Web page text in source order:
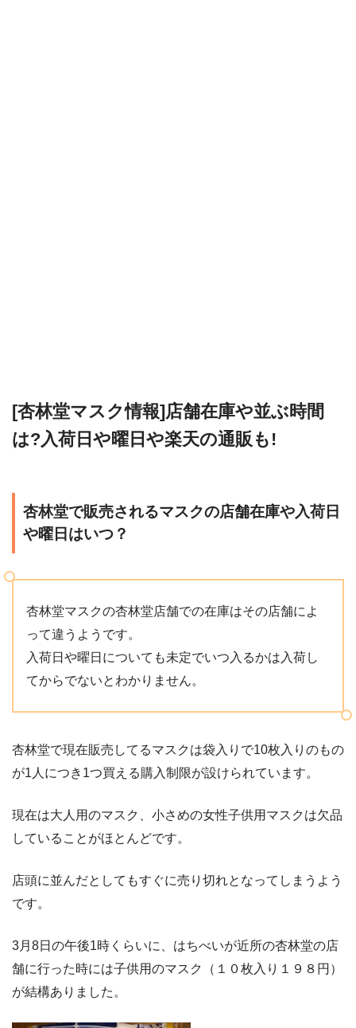
[杏林堂マスク情報]店舗在庫や並ぶ時間
は?入荷日や曜日や楽天の通販も!
杏林堂で販売されるマスクの店舗在庫や入荷日
や曜日はいつ？
杏林堂マスクの杏林堂店舗での在庫はその店舗によ
って違うようです。
入荷日や曜日についても未定でいつ入るかは入荷し
てからでないとわかりません。
杏林堂で現在販売してるマスクは袋入りで10枚入りのもの
が1人につき1つ買える購入制限が設けられています。
現在は大人用のマスク、小さめの女性子供用マスクは欠品
していることがほとんどです。
店頭に並んだとしてもすぐに売り切れとなってしまうよう
です。
3月8日の午後1時くらいに、はちべいが近所の杏林堂の店
舗に行った時には子供用のマスク（１０枚入り１９８円）
が結構ありました。